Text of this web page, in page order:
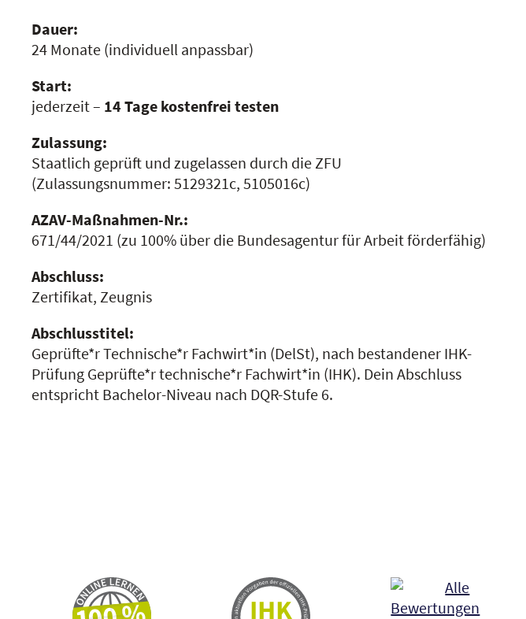
Dauer:
24 Monate (individuell anpassbar)
Start:
jederzeit – 14 Tage kostenfrei testen
Zulassung:
Staatlich geprüft und zugelassen durch die ZFU
(Zulassungsnummer:5129321c, 5105016c)
AZAV-Maßnahmen-Nr.:
671/44/2021 (zu 100% über die Bundesagentur für Arbeit förderfähig)
Abschluss:
Zertifikat, Zeugnis
Abschlusstitel:
Geprüfte*r Technische*r Fachwirt*in (DelSt), nach bestandener IHK-
Prüfung Geprüfte*r technische*r Fachwirt*in (IHK). Dein Abschluss
entspricht Bachelor-Niveau nach DQR-Stufe 6.